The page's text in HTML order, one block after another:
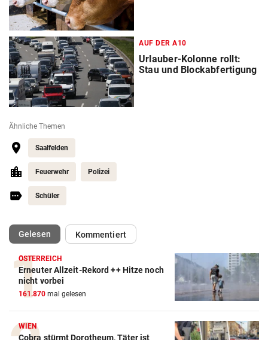
AUF DER A10
Urlauber-Kolonne rollt:
Stau und Blockabfertigung
Ähnliche Themen
Saalfelden
Feuerwehr Polizei
Schüler
Gelesen(ausgewählt)Kommentiert
ÖSTERREICH
Erneuter Allzeit-Rekord ++ Hitze noch
nicht vorbei
161.870 mal gelesen
WIEN
Cobra stürmt Dorotheum, Täter ist